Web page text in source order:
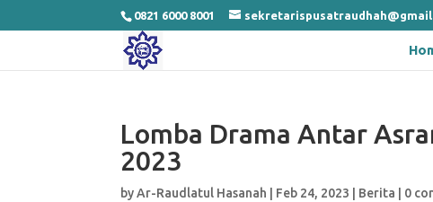
0821 6000 8001
Lomba Drama Antar
2023
byAr-Raudlatul Hasanah Feb 24, 2023 Berita 0